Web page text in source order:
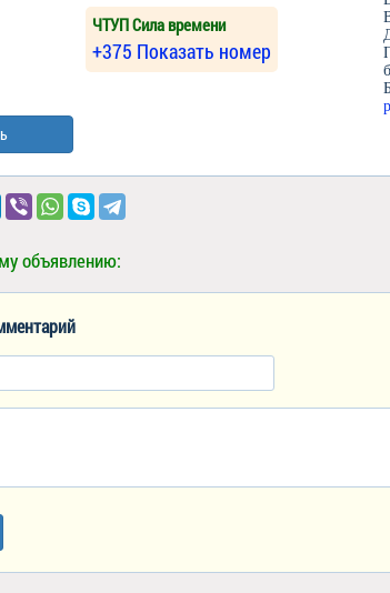
ЧТУП Сила времени
+375 Показать номер
объявлению: